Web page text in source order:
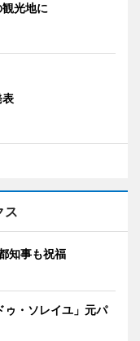
観光地に
表
ス
知事も祝福
・ソレイユ」元パ